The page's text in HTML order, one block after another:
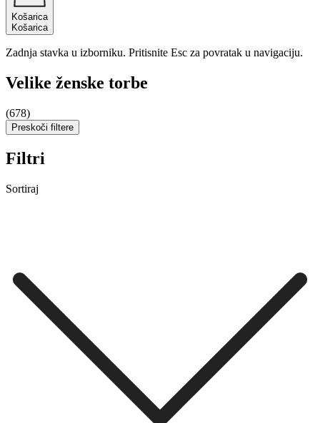
Košarica
Košarica
Zadnja stavka u izborniku. Pritisnite Esc za povratak u navigaciju.
Velike ženske torbe
(678)
Preskoči filtere
Filtri
Sortiraj